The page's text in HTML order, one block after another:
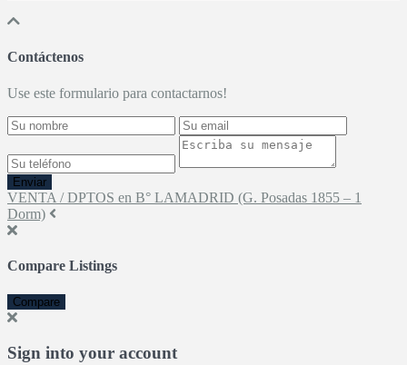
Contáctenos
Use este formulario para contactarnos!
Enviar
VENTA / DPTOS en B° LAMADRID (G. Posadas 1855 – 1
Dorm)
Compare Listings
Compare
Sign into your account